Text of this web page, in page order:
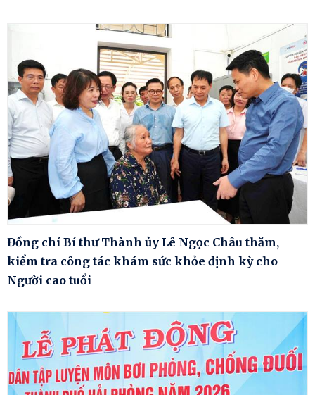
Đồng chí Bí thư Thành ủy Lê Ngọc Châu thăm,
kiểm tra công tác khám sức khỏe định kỳ cho
Người cao tuổi